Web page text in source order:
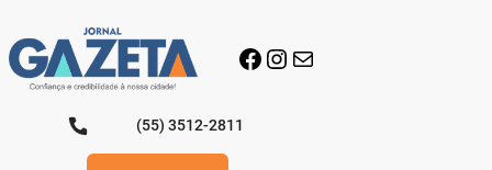
para
o
conteúdo
Facebook
Instagram
E-mail
(55) 3512-2811